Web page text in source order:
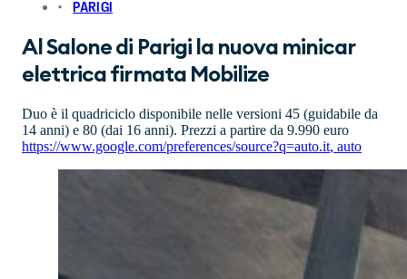
PARIGI
Al Salone di Parigi la nuova minicar
elettrica firmata Mobilize
Duo è il quadriciclo disponibile nelle versioni 45 (guidabile da
14 anni) e 80 (dai 16 anni). Prezzi a partire da 9.990 euro
https://www.google.com/preferences/source?q=auto.it, auto